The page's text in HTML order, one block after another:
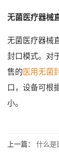
无菌医疗器械
无菌医疗器械
封口模式。对
售的 医用无菌
口，设备可根
小。
上一篇： 什么是